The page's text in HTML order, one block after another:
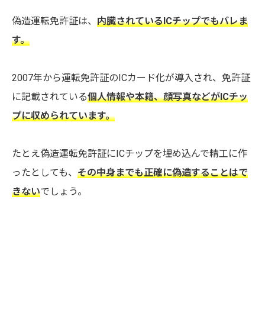
偽造運転免許証は、 内臓されているICチップでもバレま
す。
2007年から運転免許証のICカード化が導入され、免許証
に記載されている個人情報や本籍、顔写真などがICチッ
プに収められています。
たとえ偽造運転免許証にICチップを埋め込んで精工に作
ったとしても、 その中身までも正確に偽造することはで
きないでしょう。